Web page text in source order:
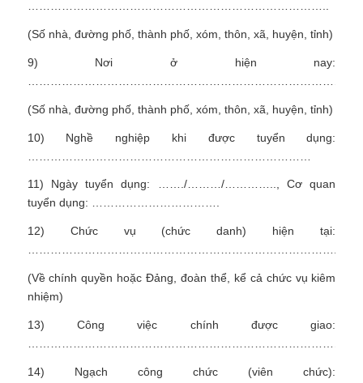
(Số nhà, đường phố, thành phố, xóm, thôn, xã, huyện, tỉnh)
9) Nơi ở hiện nay:
(Số nhà, đường phố, thành phố, xóm, thôn, xã, huyện, tỉnh)
10) Nghề nghiệp khi được tuyển dụng:
11) Ngày tuyển dụng: ……./………/………….., Cơ quan
tuyển dụng: …………………………….
12) Chức vụ (chức danh) hiện tại:
………………………………………………………………………..
(Về chính quyền hoặc Đảng, đoàn thể, kể cả chức vụ kiêm
nhiệm)
13) Công việc chính được giao:
14) Ngạch công chức (viên chức):